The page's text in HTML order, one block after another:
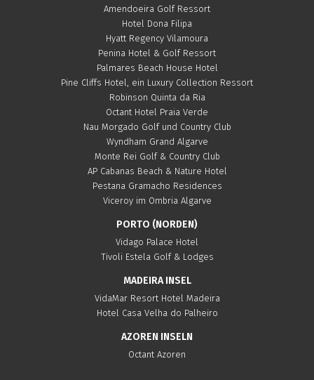
Amendoeira Golf Ressort
Hotel Dona Filipa
Hyatt Regency Vilamoura
Penina Hotel & Golf Ressort
Palmares Beach House Hotel
Pine Cliffs Hotel, ein Luxury Collection Ressort
Robinson Quinta da Ria
Octant Hotel Praia Verde
Nau Morgado Golf und Country Club
Wyndham Grand Algarve
Monte Rei Golf & Country Club
AP Cabanas Beach & Nature Hotel
Pestana Gramacho Residences
Viceroy im Ombria Algarve
PORTO (NORDEN)
Vidago Palace Hotel
Tivoli Estela Golf & Lodges
MADEIRA INSEL
VidaMar Resort Hotel Madeira
Hotel Casa Velha do Palheiro
AZOREN INSELN
Octant Azoren